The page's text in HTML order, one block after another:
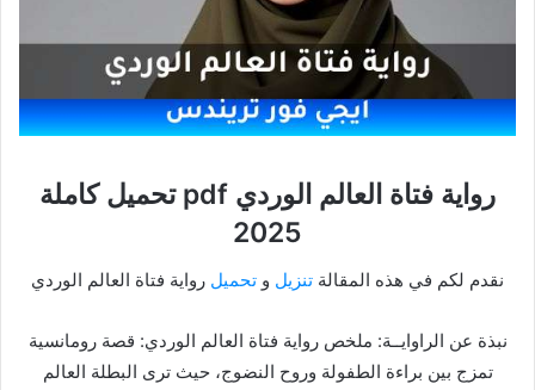
رواية فتاة العالم الوردي pdf تحميل كاملة
2025
نقدم لكم في هذه المقالة تنزيل و تحميل رواية فتاة العالم الوردي
نبذة عن الراوايــة: ملخص رواية فتاة العالم الوردي: قصة رومانسية
تمزج بين براءة الطفولة وروح النضوج، حيث ترى البطلة العالم